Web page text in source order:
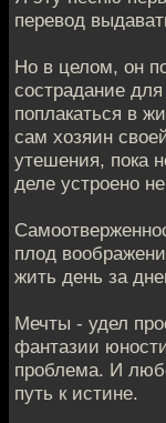
перевод
Но в целом, он
сострадание
поплакаться в
сам хозяин
утешения, пока
деле устроено
плод
жить день за
Мечты - удел
фантазии
проблема. И
путь к истине.